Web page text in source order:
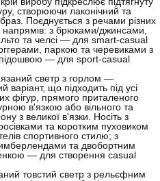
створюючи лаконічний та
Поєднується з речами різних
напрямів: з брюками/джинсами,
та челсі — для smart-casual
паркою та черевиками з
— для sport-casual
светр з горлом —
варіант, що підходить під усі
фігур, прямого приталеного
в'язкою або вільного та
з великої в'язки. Носіть з
та коротким пуховиком
спортивного стилю; з
та двобортним
— для створення casual
товстий светр з рельєфним